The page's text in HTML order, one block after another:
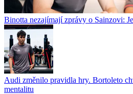
Binotta nezajímají zprávy o Sainzovi:
Audi změnilo pravidla hry. Bortoleto
mentalitu